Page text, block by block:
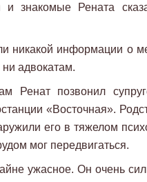
и знакомые Рената
никакой информации о
адвокатам.
Ренат позвонил
«Восточная».
его в тяжелом
мог передвигаться.
ужасное. Он очень